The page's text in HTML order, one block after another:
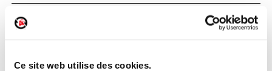
Ce site web utilise des cookies.
Poignée extérieure arrière gauche
Réf. constructeur :826067397R